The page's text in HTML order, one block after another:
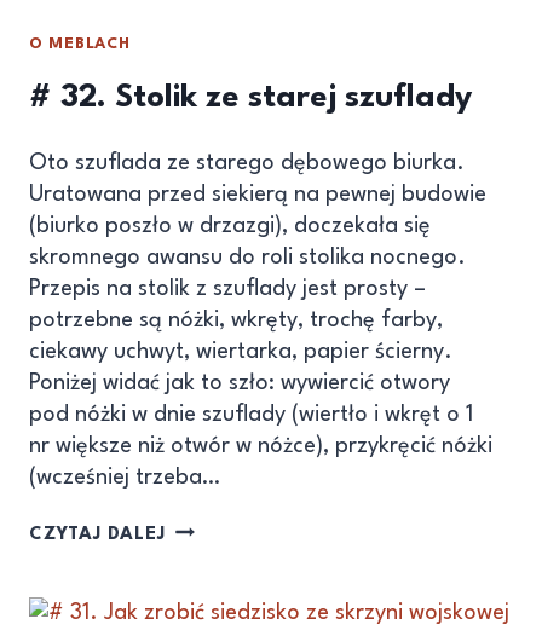
O MEBLACH
# 32. Stolik ze starej szuflady
Oto szuflada ze starego dębowego biurka.
Uratowana przed siekierą na pewnej budowie
(biurko poszło w drzazgi), doczekała się
skromnego awansu do roli stolika nocnego.
Przepis na stolik z szuflady jest prosty –
potrzebne są nóżki, wkręty, trochę farby,
ciekawy uchwyt, wiertarka, papier ścierny.
Poniżej widać jak to szło: wywiercić otwory
pod nóżki w dnie szuflady (wiertło i wkręt o 1
nr większe niż otwór w nóżce), przykręcić nóżki
(wcześniej trzeba…
CZYTAJ DALEJ